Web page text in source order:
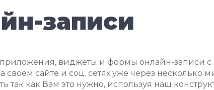
записи
виджеты и формы онлайн-записи с
своем сайте и соц. сетях уже через
так как Вам это нужно, используя наш